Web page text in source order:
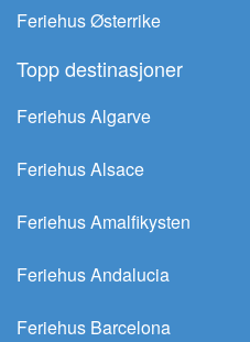
Feriehus Østerrike
Topp destinasjoner
Feriehus Algarve
Feriehus Alsace
Feriehus Amalfikysten
Feriehus Andalucia
Feriehus Barcelona